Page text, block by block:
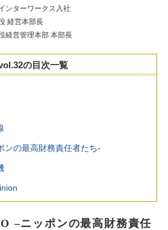
ンターワークス入社
経営本部長
経営管理本部 本部長
の目次一覧
ンの最高財務責任者たち-
–ニッポンの最高財務責任